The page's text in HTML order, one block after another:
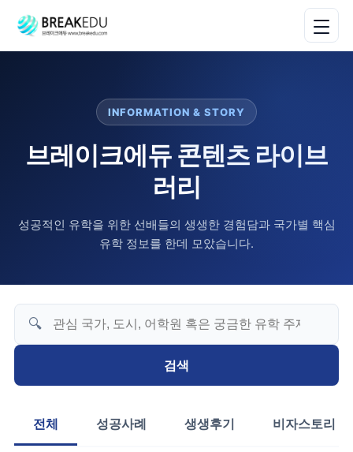
INFORMATION & STORY
브레이크에듀 콘텐츠 라이브
러리
성공적인 유학을 위한 선배들의 생생한 경험담과 국가별 핵심
유학 정보를 한데 모았습니다.
🔍
검색
전체 성공사례 생생후기 비자스토리